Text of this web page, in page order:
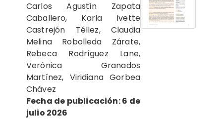
Carlos Agustín Zapata
Caballero, Karla Ivette
Castrejón Téllez, Claudia
Melina Robolleda Zárate,
Rebeca Rodríguez Lane,
Verónica Granados
Martínez, Viridiana Gorbea
Chávez
Fecha de publicación: 6 de
julio 2026